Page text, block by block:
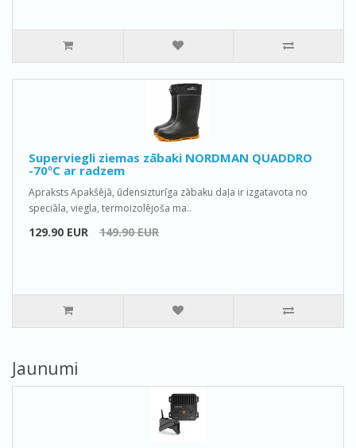
Superviegli ziemas zābaki NORDMAN QUADDRO
-70ºС ar radzem
Apraksts Apakšējā, ūdensizturīga zābaku daļa ir izgatavota no
speciāla, viegla, termoizolējoša ma..
129.90 EUR 149.90 EUR
Jaunumi